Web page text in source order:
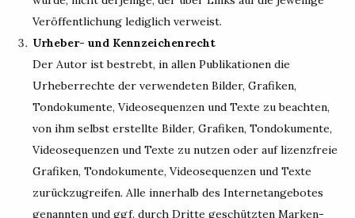
Veröffentlichung lediglich verweist.
Urheber- und Kennzeichenrecht
Der Autor ist bestrebt, in allen Publikationen die
Urheberrechte der verwendeten Bilder, Grafiken,
Tondokumente, Videosequenzen und Texte zu beachten,
von ihm selbst erstellte Bilder, Grafiken, Tondokumente,
Videosequenzen und Texte zu nutzen oder auf lizenzfreie
Grafiken, Tondokumente, Videosequenzen und Texte
zurückzugreifen. Alle innerhalb des Internetangebotes
genannten und ggf. durch Dritte geschützten Marken-